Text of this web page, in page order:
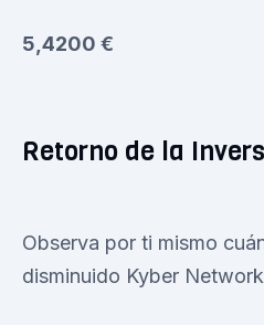
5,4200 €
Retorno de la
Observa por ti mismo
disminuido Kyber